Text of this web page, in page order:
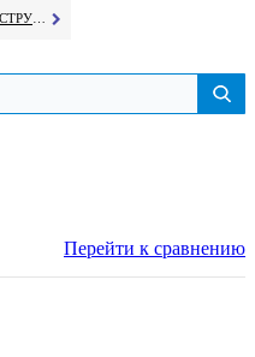
Перейти к сравнению